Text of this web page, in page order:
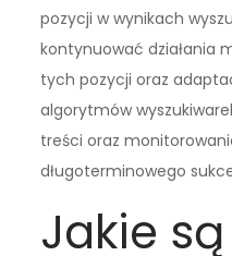
pozycji w wynikach
kontynuować działania
tych pozycji oraz
algorytmów
treści oraz
długoterminowego
Jakie